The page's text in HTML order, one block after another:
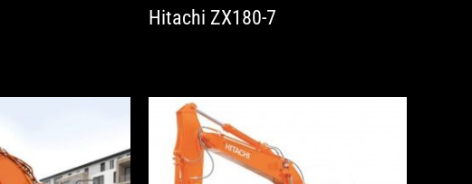
Hitachi ZX180-7